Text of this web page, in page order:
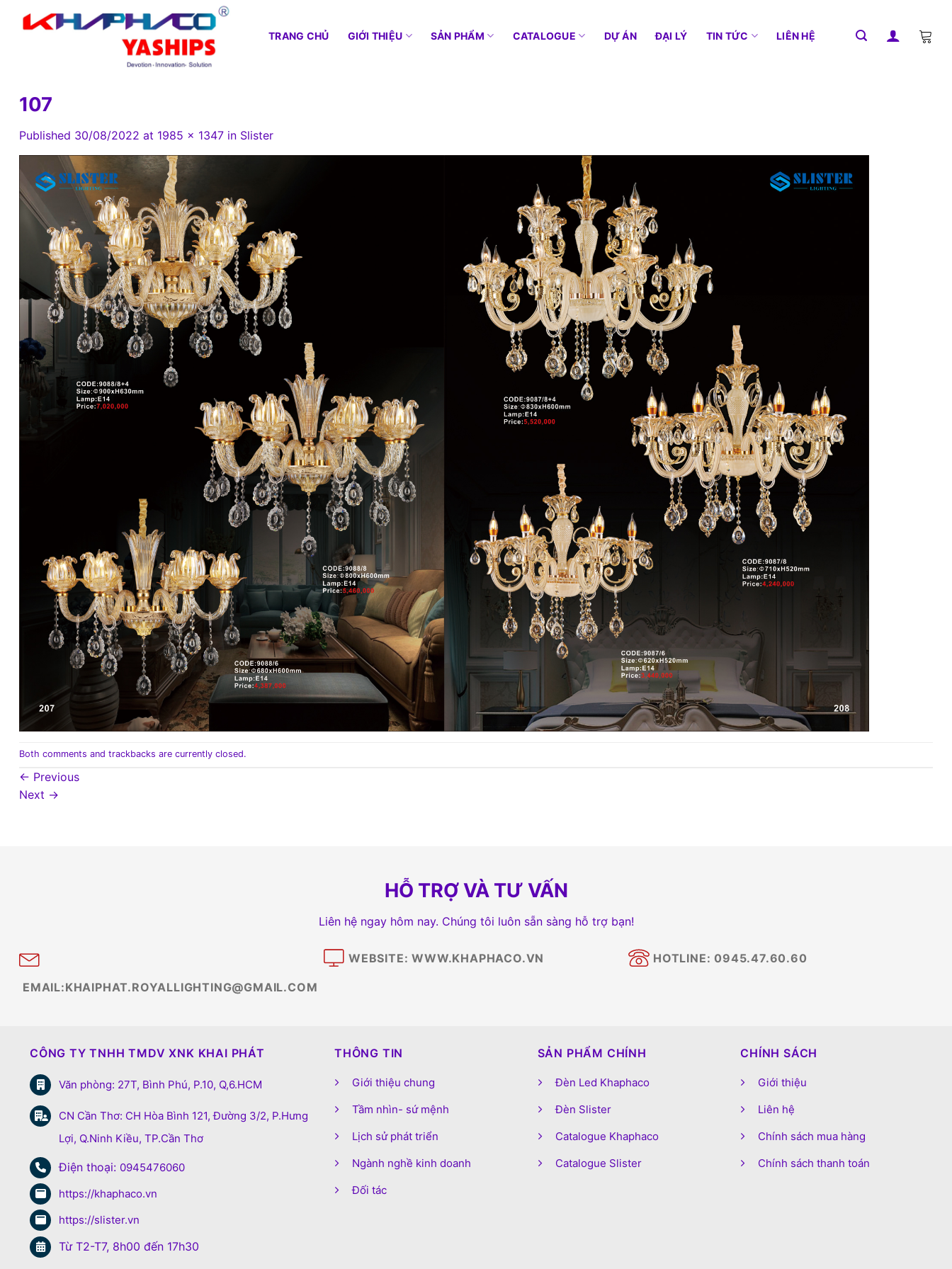
TRANG CHỦ GIỚI THIỆU SẢN PHẨM CATALOGUE DỰ ÁN ĐẠI LÝ TIN TỨC LIÊN HỆ
107
Published 30/08/2022 at 1985 × 1347 in Slister
Both comments and trackbacks are currently closed.
← Previous
Next →
HỖ TRỢ VÀ TƯ VẤN
Liên hệ ngay hôm nay. Chúng tôi luôn sẵn sàng hỗ trợ bạn!
EMAIL:KHAIPHAT.ROYALLIGHTING@GMAIL.COM
WEBSITE: WWW.KHAPHACO.VN HOTLINE: 0945.47.60.60
CÔNG TY TNHH TMDV XNK KHAI PHÁT
Văn phòng: 27T, Bình Phú, P.10, Q,6.HCM
CN Cần Thơ: CH Hòa Bình 121, Đường 3/2, P.Hưng
Lợi, Q.Ninh Kiều, TP.Cần Thơ
Điện thoại: 0945476060
https://khaphaco.vn
https://slister.vn
Từ T2-T7, 8h00 đến 17h30
THÔNG TIN
Giới thiệu chung
Tầm nhìn- sứ mệnh
Lịch sử phát triển
Ngành nghề kinh doanh
Đối tác
SẢN PHẨM CHÍNH
Đèn Led Khaphaco
Đèn Slister
Catalogue Khaphaco
Catalogue Slister
CHÍNH SÁCH
Giới thiệu
Liên hệ
Chính sách mua hàng
Chính sách thanh toán